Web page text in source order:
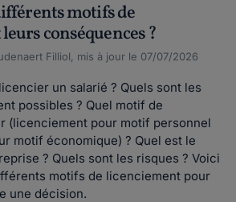
motifs de
conséquences ?
Filliol, mis à jour le 07/07/2026
un salarié ? Quels sont les
possibles ? Quel motif de
(licenciement pour motif personnel
motif économique) ? Quel est le
? Quels sont les risques ? Voici
motifs de licenciement pour
une décision.